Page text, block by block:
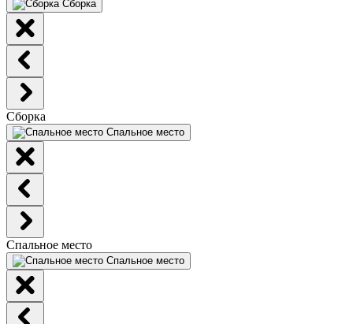
Сборка
Сборка
Спальное место
Спальное место
Спальное место